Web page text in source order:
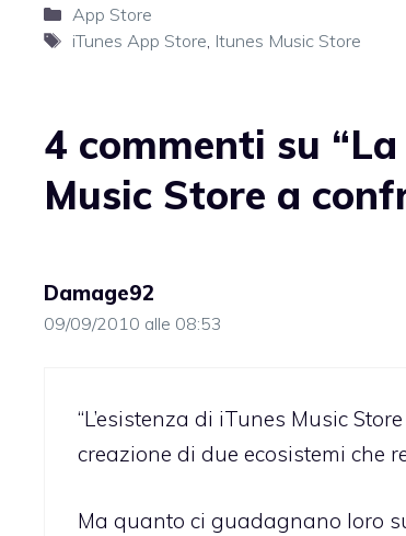
Categorie
App Store
Tag
iTunes App Store Itunes Music Store
4 commenti su
Music Store a
Damage92
09/09/2010 alle 08:53
“L’esistenza di iTunes Music
creazione di due ecosistemi che
Ma quanto ci guadagnano loro